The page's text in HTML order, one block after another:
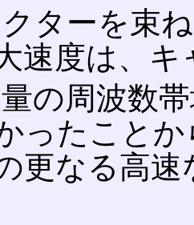
ターを束
速度は、
の周波数
ったこと
更なる高速